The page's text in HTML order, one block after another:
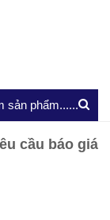
cầu báo giá